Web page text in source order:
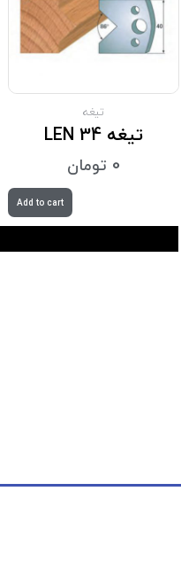
تیغه
تیغه LEN 34
0 تومان
Add to cart